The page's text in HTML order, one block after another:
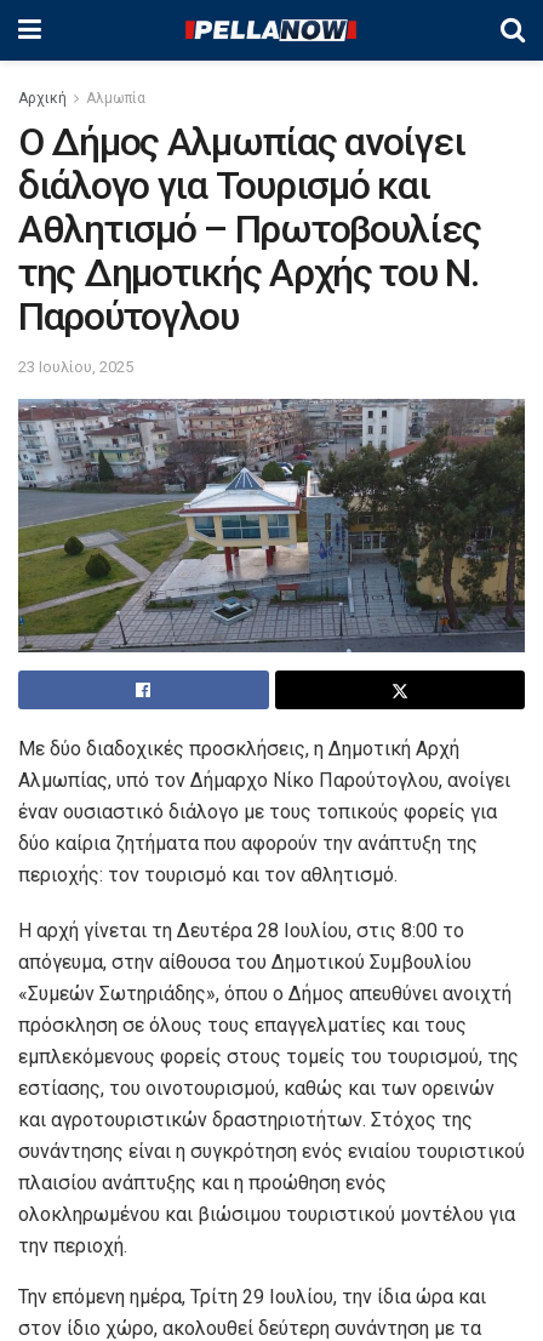
Αρχική Αλμωπία
Ο Δήμος Αλμωπίας ανοίγει
διάλογο για Τουρισμό και
Αθλητισμό – Πρωτοβουλίες
της Δημοτικής Αρχής του Ν.
Παρούτογλου
23 Ιουλίου, 2025
Με δύο διαδοχικές προσκλήσεις, η Δημοτική Αρχή
Αλμωπίας, υπό τον Δήμαρχο Νίκο Παρούτογλου, ανοίγει
έναν ουσιαστικό διάλογο με τους τοπικούς φορείς για
δύο καίρια ζητήματα που αφορούν την ανάπτυξη της
περιοχής: τον τουρισμό και τον αθλητισμό.
Η αρχή γίνεται τη Δευτέρα 28 Ιουλίου, στις 8:00 το
απόγευμα, στην αίθουσα του Δημοτικού Συμβουλίου
«Συμεών Σωτηριάδης», όπου ο Δήμος απευθύνει ανοιχτή
πρόσκληση σε όλους τους επαγγελματίες και τους
εμπλεκόμενους φορείς στους τομείς του τουρισμού, της
εστίασης, του οινοτουρισμού, καθώς και των ορεινών
και αγροτουριστικών δραστηριοτήτων. Στόχος της
συνάντησης είναι η συγκρότηση ενός ενιαίου τουριστικού
πλαισίου ανάπτυξης και η προώθηση ενός
ολοκληρωμένου και βιώσιμου τουριστικού μοντέλου για
την περιοχή.
Την επόμενη ημέρα, Τρίτη 29 Ιουλίου, την ίδια ώρα και
στον ίδιο χώρο, ακολουθεί δεύτερη συνάντηση με τα